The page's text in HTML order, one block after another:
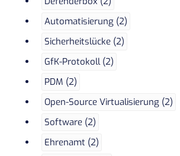
Automatisierung (2)
Sicherheitslücke (2)
GfK-Protokoll (2)
PDM (2)
Open-Source Virtualisierung (2)
Software (2)
Ehrenamt (2)